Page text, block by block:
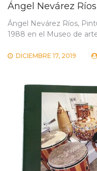
Ángel Nevárez
Ángel Nevárez Ríos,
1988 en el Museo de
DICIEMBRE 17, 2019